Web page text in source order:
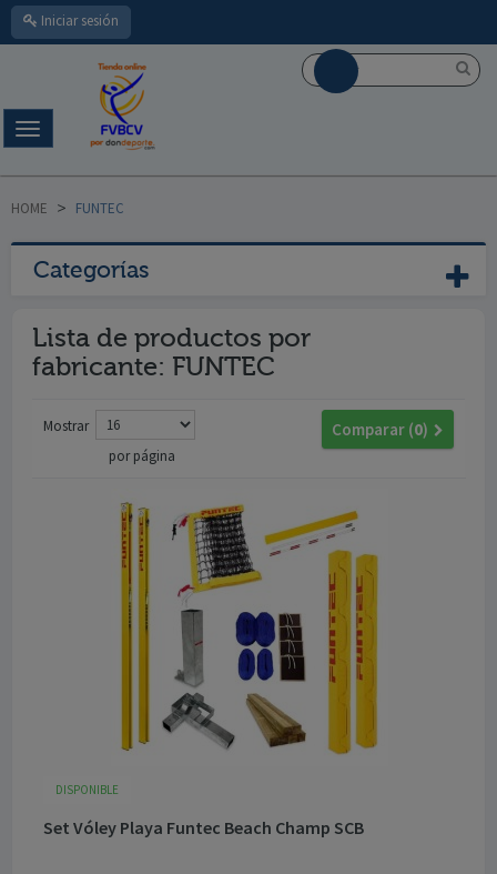
Iniciar sesión
Navegación
Toggle
HOME > FUNTEC
Categorías
Lista de productos por
fabricante: FUNTEC
Mostrar
por página
Comparar (0)
DISPONIBLE
Set Vóley Playa Funtec Beach Champ SCB